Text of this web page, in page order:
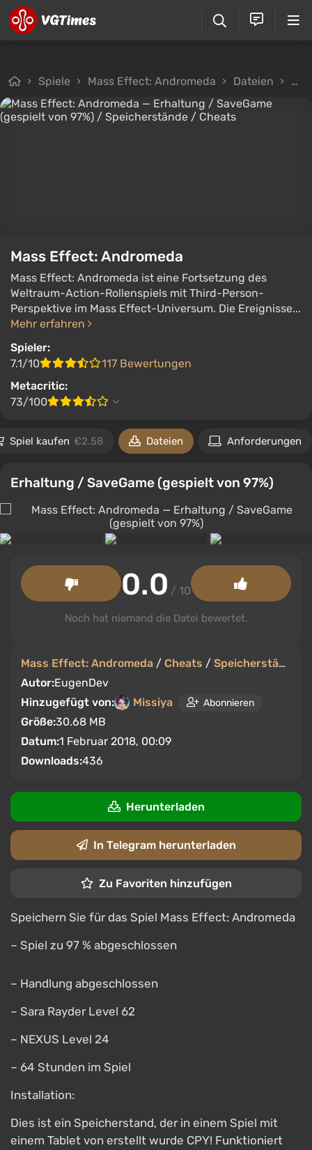
Spiele Mass Effect: Andromeda Dateien
Mass Effect: Andromeda
Mass Effect: Andromeda ist eine Fortsetzung des
Weltraum-Action-Rollenspiels mit Third-Person-
Perspektive im Mass Effect-Universum. Die Ereignisse...
Mehr erfahren
Spieler:
7.1/10
117 Bewertungen
Metacritic:
73/100
Spiel kaufen €2.58 Dateien Anforderungen
Erhaltung / SaveGame (gespielt von 97%)
Mass Effect: Andromeda / Cheats / Speicherstände
Autor:EugenDev
Hinzugefügt von:
Missiya Abonnieren
Größe:30.68 MB
Datum:1 Februar 2018, 00:09
Downloads:436
0.0 / 10
Noch hat niemand die Datei bewertet.
Herunterladen
In Telegram herunterladen
Zu Favoriten hinzufügen
Speichern Sie für das Spiel Mass Effect: Andromeda
– Spiel zu 97 % abgeschlossen
– Handlung abgeschlossen
– Sara Rayder Level 62
– NEXUS Level 24
– 64 Stunden im Spiel
Installation:
Dies ist ein Speicherstand, der in einem Spiel mit
einem Tablet von erstellt wurde CPY! Funktioniert